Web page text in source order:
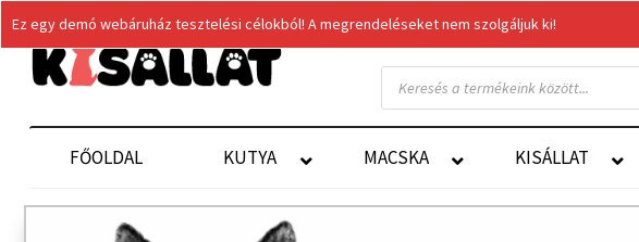
Products
search
FŐOLDAL KUTYA MACSKA KISÁLLAT
Ez egy demó webáruház tesztelési célokból! A megrendeléseket nem szolgáljuk ki!